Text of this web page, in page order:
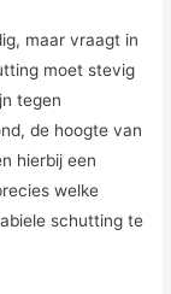
maar vraagt in
moet stevig
tegen
de hoogte van
hierbij een
welke
schutting te